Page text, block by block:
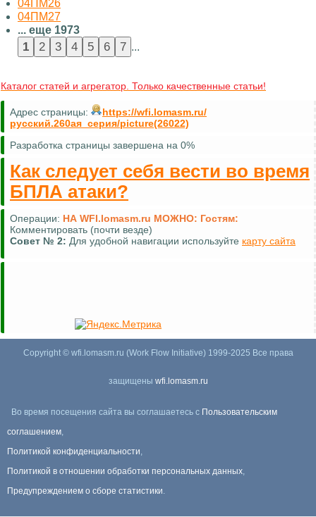
04ПМ26
04ПМ27
... еще 1973
...
Каталог статей и агрегатор. Только качественные статьи!
Адрес страницы:
https://wfi.lomasm.ru/
русский.260ая_серия/picture(26022)
Разработка страницы завершена на 0%
Как следует себя вести во время
БПЛА атаки?
Операции: НА WFI.lomasm.ru МОЖНО: Гостям:
Комментировать (почти везде)
Совет № 2: Для удобной навигации используйте карту сайта
Copyright © wfi.lomasm.ru (Work Flow Initiative) 1999-2025 Все права
защищены wfi.lomasm.ru
Во время посещения сайта вы соглашаетесь с Пользовательским
соглашением,
Политикой конфиденциальности,
Политикой в отношении обработки персональных данных,
Предупреждением о сборе статистики.